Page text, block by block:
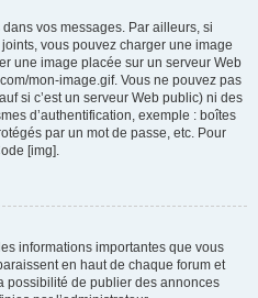
vos messages. Par ailleurs, si
vous pouvez charger une image
une image placée sur un serveur Web
mon-image.gif. Vous ne pouvez pas
si c’est un serveur Web public) ni des
d’authentification, exemple : boîtes
par un mot de passe, etc. Pour
[img].
informations importantes que vous
en haut de chaque forum et
possibilité de publier des annonces